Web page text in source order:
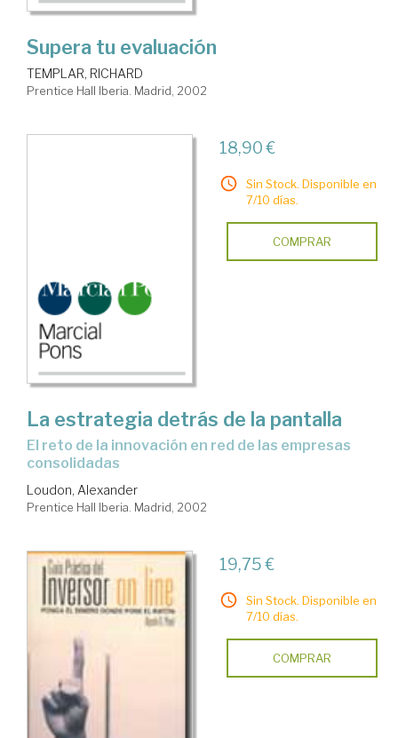
Supera tu evaluación
TEMPLAR, RICHARD
Prentice Hall Iberia. Madrid, 2002
18,90 €
Sin Stock. Disponible en
7/10 días.
COMPRAR
La estrategia detrás de la pantalla
El reto de la innovación en red de las empresas
consolidadas
Loudon, Alexander
Prentice Hall Iberia. Madrid, 2002
19,75 €
Sin Stock. Disponible en
7/10 días.
COMPRAR